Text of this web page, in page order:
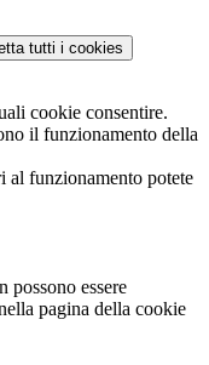
tutti i cookies
cookie consentire.
il funzionamento della
al funzionamento potete
possono essere
pagina della cookie